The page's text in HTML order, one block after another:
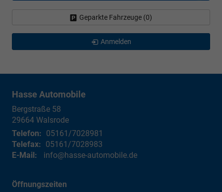
Geparkte Fahrzeuge (0)
Anmelden
Hasse Automobile
Bergstraße 58
29664 Walsrode
Telefon: 05161/7028981
Telefax: 05161/7028983
E-Mail:
info@hasse-automobile.de
Öffnungszeiten